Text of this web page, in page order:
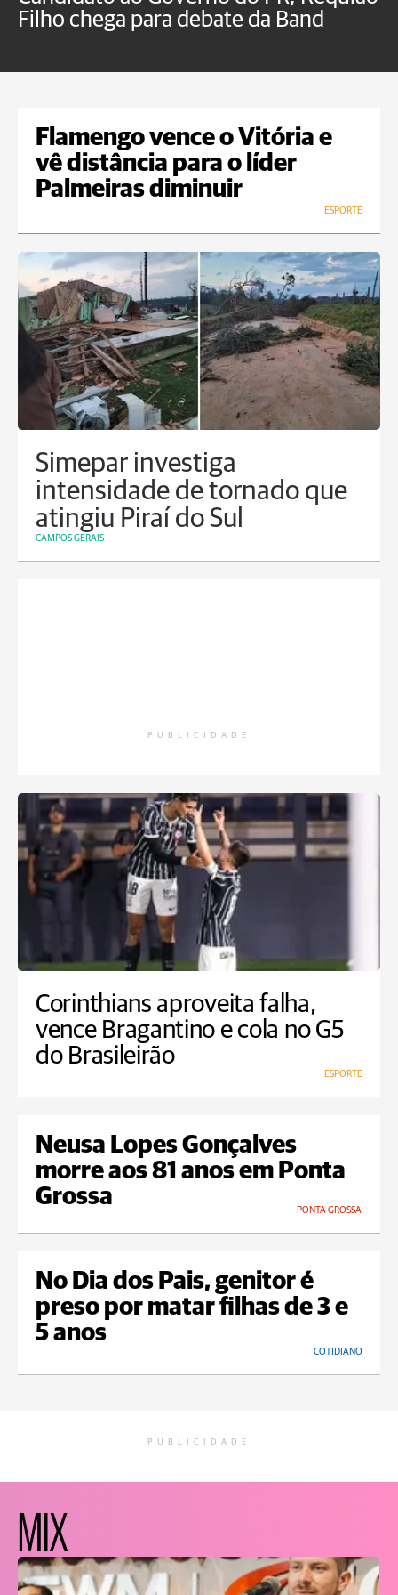
Filho chega para debate da Band
Flamengo vence o Vitória e
vê distância para o líder
Palmeiras diminuir
ESPORTE
Simepar investiga
intensidade de tornado que
atingiu Piraí do Sul
CAMPOS GERAIS
PUBLICIDADE
Corinthians aproveita falha,
vence Bragantino e cola no G5
do Brasileirão
ESPORTE
Neusa Lopes Gonçalves
morre aos 81 anos em Ponta
Grossa
PONTA GROSSA
No Dia dos Pais, genitor é
preso por matar filhas de 3 e
5 anos
COTIDIANO
PUBLICIDADE
MIX